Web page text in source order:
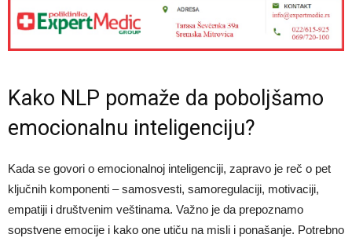
Kako NLP pomaže da poboljšamo
emocionalnu inteligenciju?
Kada se govori o emocionalnoj inteligenciji, zapravo je reč o pet
ključnih komponenti – samosvesti, samoregulaciji, motivaciji,
empatiji i društvenim veštinama. Važno je da prepoznamo
sopstvene emocije i kako one utiču na misli i ponašanje. Potrebno